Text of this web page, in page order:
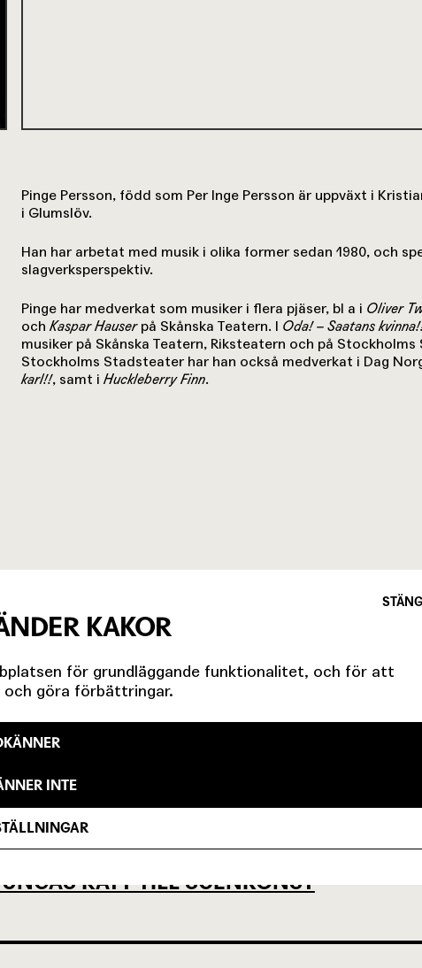
Pinge Persson, född som Per Inge Persson är uppväxt i
i Glumslöv.
Han har arbetat med musik i olika former sedan 1980, och
slagverksperspektiv.
Pinge har medverkat som musiker i flera pjäser, bl a i Oliver
och Kaspar Hauserpå Skånska Teatern. I Oda! – Saatans
musiker på Skånska Teatern, Riksteatern och på Stockholms
Stockholms Stadsteater har han också medverkat i Dag
karl!!, samt i Huckleberry Finn.
FÖLJ
RÄTT TILL SCENKONST
STÄNG
KAKOR
för grundläggande funktionalitet, och för att
och göra förbättringar.
INTE